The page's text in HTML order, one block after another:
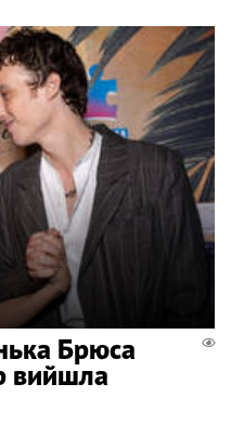
Брюса
вийшла